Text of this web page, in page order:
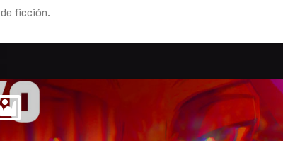
de ficción.